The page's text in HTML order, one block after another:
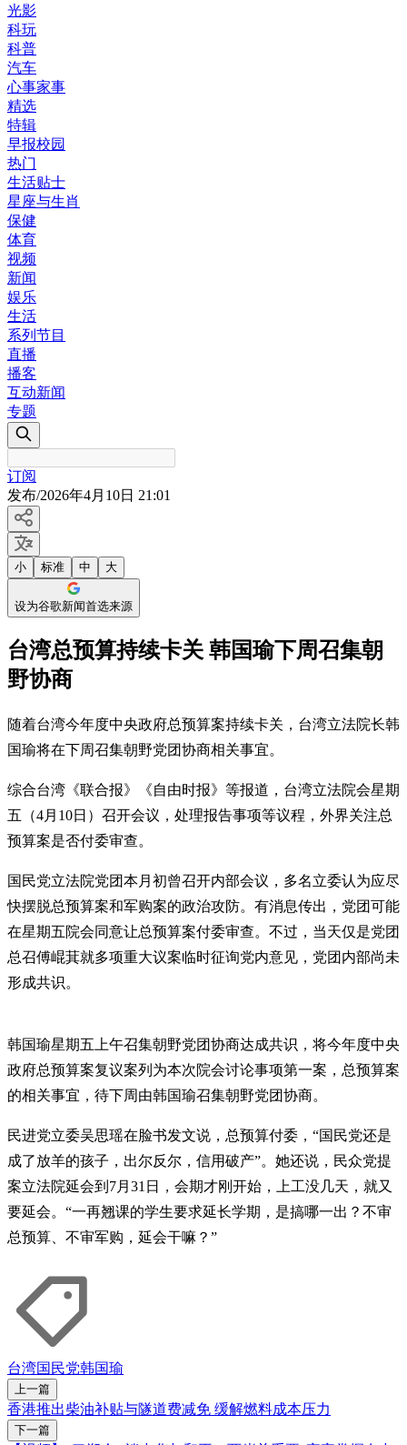
光影
科玩
科普
汽车
心事家事
精选
特辑
早报校园
热门
生活贴士
星座与生肖
保健
体育
视频
新闻
娱乐
生活
系列节目
直播
播客
互动新闻
专题
订阅
发布/2026年4月10日 21:01
小 标准 中 大
设为谷歌新闻首选来源
台湾总预算持续卡关 韩国瑜下周召集朝
野协商
随着台湾今年度中央政府总预算案持续卡关，台湾立法院长韩
国瑜将在下周召集朝野党团协商相关事宜。
综合台湾《联合报》《自由时报》等报道，台湾立法院会星期
五（4月10日）召开会议，处理报告事项等议程，外界关注总
预算案是否付委审查。
国民党立法院党团本月初曾召开内部会议，多名立委认为应尽
快摆脱总预算案和军购案的政治攻防。有消息传出，党团可能
在星期五院会同意让总预算案付委审查。不过，当天仅是党团
总召傅崐萁就多项重大议案临时征询党内意见，党团内部尚未
形成共识。
韩国瑜星期五上午召集朝野党团协商达成共识，将今年度中央
政府总预算案复议案列为本次院会讨论事项第一案，总预算案
的相关事宜，待下周由韩国瑜召集朝野党团协商。
民进党立委吴思瑶在脸书发文说，总预算付委，“国民党还是
成了放羊的孩子，出尔反尔，信用破产”。她还说，民众党提
案立法院延会到7月31日，会期才刚开始，上工没几天，就又
要延会。“一再翘课的学生要求延长学期，是搞哪一出？不审
总预算、不审军购，延会干嘛？”
台湾国民党韩国瑜
上一篇
香港推出柴油补贴与隧道费减免 缓解燃料成本压力
下一篇